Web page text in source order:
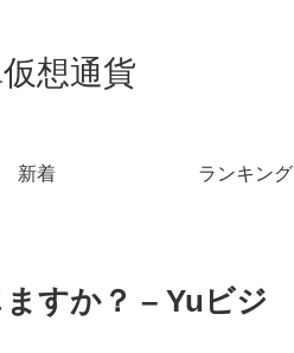
想通貨
新着 ランキング
すか？ – Yuビジ